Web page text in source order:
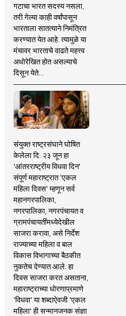
गटाचा भारत सदस्य नसला,
तरी गेल्या काही वर्षांपासून
भारताला सातत्याने निमंत्रित
करण्यात येत आहे. त्यामुळे या
मंचावर भारताचे वाढते महत्त्व
अधोरेखित होत असल्याचे
दिसून येते...
संयुक्त राष्ट्रसंघाने घोषित
केलेला दि. २३ जून हा
'आंतरराष्ट्रीय विधवा दिन'
संपूर्ण महाराष्ट्रात 'एकल
महिला दिवस' म्हणून सर्व
महानगरपालिका,
नगरपालिका, नगरपंचायत व
ग्रामपंचायतींमध्येदेखील
साजरा करावा, असे निर्देश
राज्याच्या महिला व बाल
विकास विभागाच्या बैठकीत
नुकतेच देण्यात आले. हा
दिवस साजरा करत असताना,
महाराष्ट्राच्या धोरणाप्रमाणे
'विधवा' या शब्दाऐवजी 'एकल
महिला' ही सन्मानजनक संज्ञा